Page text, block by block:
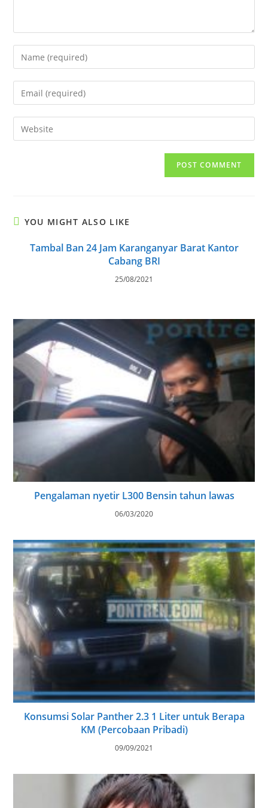
Enter
your
name
comment
Enter
your
email
address
Enter
your
YOU MIGHT ALSO LIKE
Tambal Ban 24 Jam Karanganyar Barat Kantor
Cabang BRI
25/08/2021
Pengalaman nyetir L300 Bensin tahun lawas
06/03/2020
Konsumsi Solar Panther 2.3 1 Liter untuk Berapa
KM (Percobaan Pribadi)
09/09/2021